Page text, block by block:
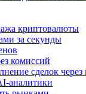
криптовалюты
за секунды
комиссий
сделок
аналитики